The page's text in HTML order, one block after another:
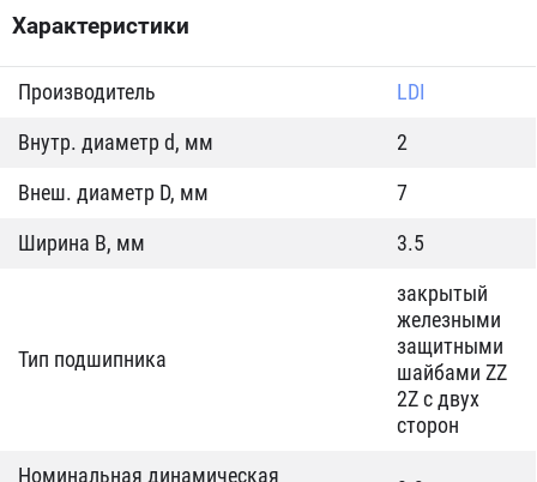
Характеристики
Производитель
LDI
Внутр. диаметр d, мм
2
Внеш. диаметр D, мм
7
Ширина B, мм
3.5
Тип подшипника
закрытый
железными
защитными
шайбами ZZ
2Z c двух
сторон
Номинальная динамическая